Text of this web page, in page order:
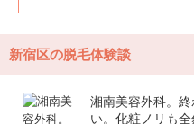
新宿区の脱毛体験談
湘南美容外科。
い。化粧ノリも全